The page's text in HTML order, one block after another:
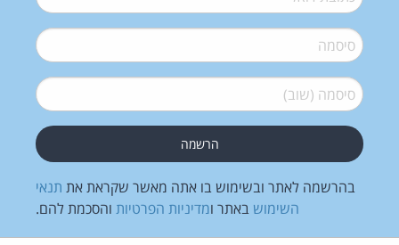
סיסמה*
סיסמה (שוב)*
בהרשמה לאתר ובשימוש בו אתה מאשר שקראת אתתנאי
השימושבאתר ומדיניות הפרטיותוהסכמת להם.